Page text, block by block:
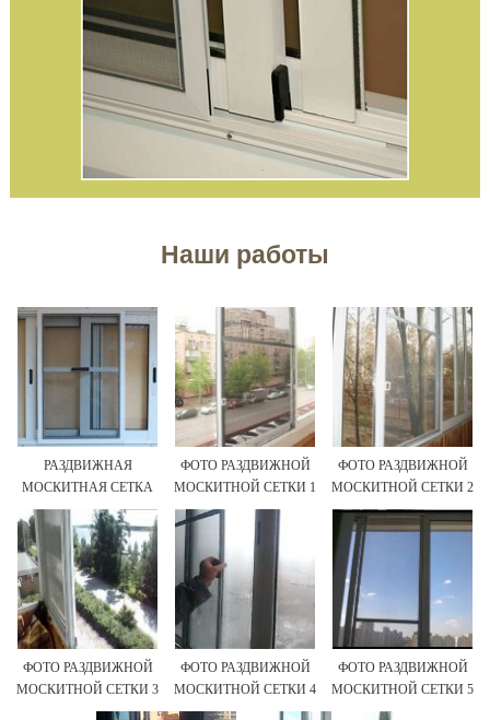
Наши работы
РАЗДВИЖНАЯ
МОСКИТНАЯ СЕТКА
ФОТО РАЗДВИЖНОЙ
МОСКИТНОЙ СЕТКИ 1
ФОТО РАЗДВИЖНОЙ
МОСКИТНОЙ СЕТКИ 2
ФОТО РАЗДВИЖНОЙ
МОСКИТНОЙ СЕТКИ 3
ФОТО РАЗДВИЖНОЙ
МОСКИТНОЙ СЕТКИ 4
ФОТО РАЗДВИЖНОЙ
МОСКИТНОЙ СЕТКИ 5